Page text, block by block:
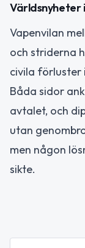
Världsnyheter
Vapenvilan
och striderna
civila förluster
Båda sidor
avtalet, och
utan
men någon
sikte.